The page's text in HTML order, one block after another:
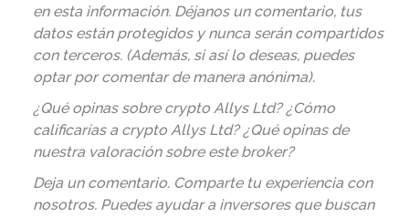
en esta información. Déjanos un comentario, tus
datos están protegidos y nunca serán compartidos
con terceros. (Además, si así lo deseas, puedes
optar por comentar de manera anónima).
¿Qué opinas sobre crypto Allys Ltd? ¿Cómo
calificarías a crypto Allys Ltd? ¿Qué opinas de
nuestra valoración sobre este broker?
Deja un comentario. Comparte tu experiencia con
nosotros. Puedes ayudar a inversores que buscan